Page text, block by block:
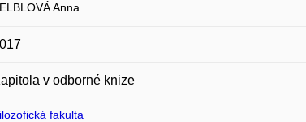
Anna
v odborné knize
fakulta